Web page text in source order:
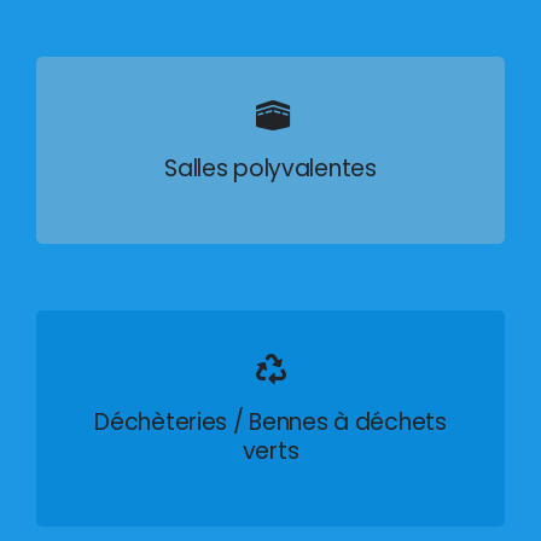
Salles polyvalentes
Déchèteries / Bennes à déchets
verts